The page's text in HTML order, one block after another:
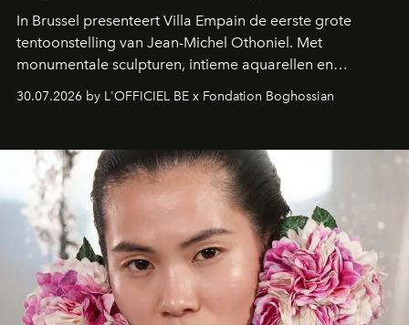
In Brussel presenteert Villa Empain de eerste grote
tentoonstelling van Jean-Michel Othoniel. Met
monumentale sculpturen, intieme aquarellen en
een emotionele reis waarin elk werk de herinnering
moment van verwondering.
30.07.2026 by L'OFFICIEL BE x Fondation Boghossian